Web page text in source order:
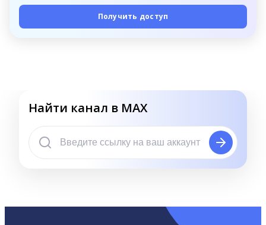
Получить доступ
Найти канал в MAX